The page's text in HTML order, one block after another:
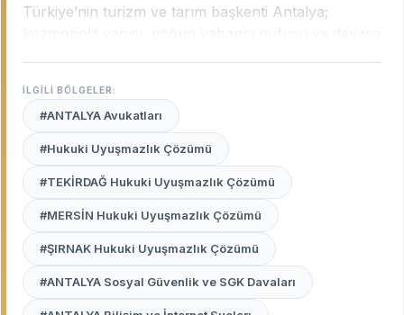
Türkiye’nin turizm ve tarım başkenti Antalya;
sadece yerel kanunları değil, aynı zamanda
uluslararası hukuk normlarını ve yabancı dil
yetkinliğini de gerektiren bir uzmanlık ihtiyacı
doğurur.
Antalya uzman avukatları, otel işletme
uyuşmazlıklarından yabancıların mülkiyet haklarına,
örtü altı tarım (seracılık) ihtilaflarından aile
hukukuna kadar geniş bir sahada profesyonel
hizmet sunmaktadır.
Avukat Buradaplatformu, Antalya Adliyesi’nde ve
ilçelerinde (Alanya, Manavgat, Kemer vb.)
İLGİLİ BÖLGELER:
#ANTALYA Avukatları
#Hukuki Uyuşmazlık Çözümü
#TEKİRDAĞ Hukuki Uyuşmazlık Çözümü
#MERSİN Hukuki Uyuşmazlık Çözümü
#ŞIRNAK Hukuki Uyuşmazlık Çözümü
#ANTALYA Sosyal Güvenlik ve SGK Davaları